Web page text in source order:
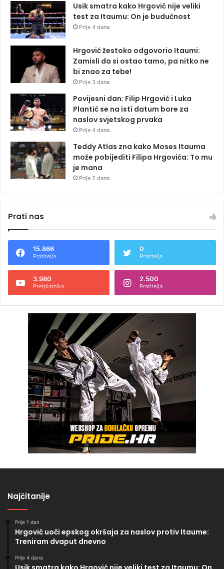
Usik smatra kako Hrgović nije veliki
test za Itaumu: On je budućnost
Prije 4 dana
Hrgović žestoko odgovorio Itaumi:
Zamisli da si ostao tamo, pa nitko ne
bi znao za tebe!
Prije 3 dana
Povijesni dan: Filip Hrgović i Luka
Plantić se na isti datum bore za
naslov svjetskog prvaka
Prije 4 dana
Teddy Atlas zna kako Moses Itauma
može pobijediti Filipa Hrgovića: To mu
je mana
Prije 2 dana
Prati nas
15.866
Pratitelja
0
Pratitelja
3.980
Pretplatnika
2.500
Pratitelja
Najčitanije
Prije 1 dan
Hrgović uoči epskog okršaja za naslov protiv Itaume:
Treniram dvaput dnevno
Prije 4 dana